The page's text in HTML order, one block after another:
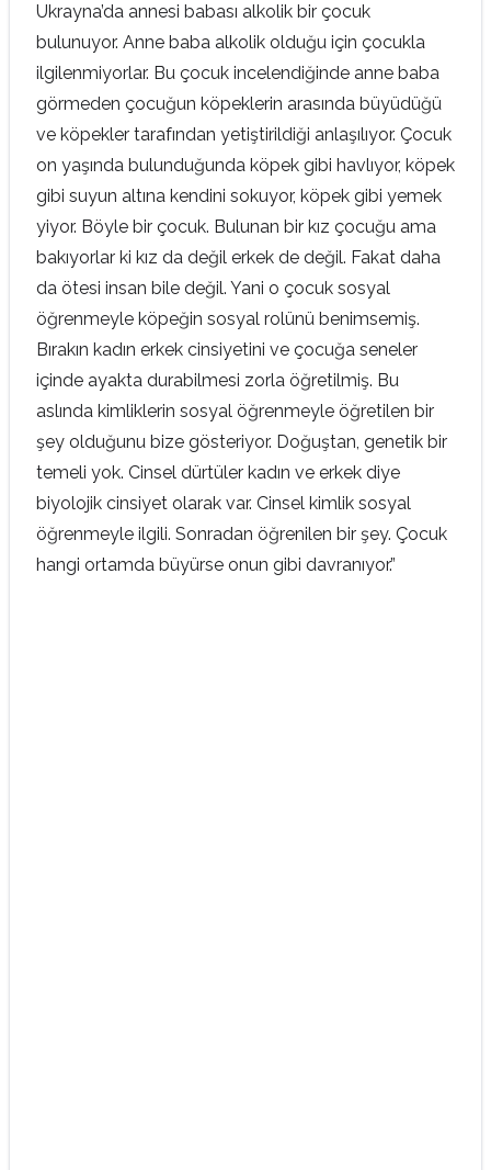
Ukrayna’da annesi babası alkolik bir çocuk
bulunuyor. Anne baba alkolik olduğu için çocukla
ilgilenmiyorlar. Bu çocuk incelendiğinde anne baba
görmeden çocuğun köpeklerin arasında büyüdüğü
ve köpekler tarafından yetiştirildiği anlaşılıyor. Çocuk
on yaşında bulunduğunda köpek gibi havlıyor, köpek
gibi suyun altına kendini sokuyor, köpek gibi yemek
yiyor. Böyle bir çocuk. Bulunan bir kız çocuğu ama
bakıyorlar ki kız da değil erkek de değil. Fakat daha
da ötesi insan bile değil. Yani o çocuk sosyal
öğrenmeyle köpeğin sosyal rolünü benimsemiş.
Bırakın kadın erkek cinsiyetini ve çocuğa seneler
içinde ayakta durabilmesi zorla öğretilmiş. Bu
aslında kimliklerin sosyal öğrenmeyle öğretilen bir
şey olduğunu bize gösteriyor. Doğuştan, genetik bir
temeli yok. Cinsel dürtüler kadın ve erkek diye
biyolojik cinsiyet olarak var. Cinsel kimlik sosyal
öğrenmeyle ilgili. Sonradan öğrenilen bir şey. Çocuk
hangi ortamda büyürse onun gibi davranıyor.”